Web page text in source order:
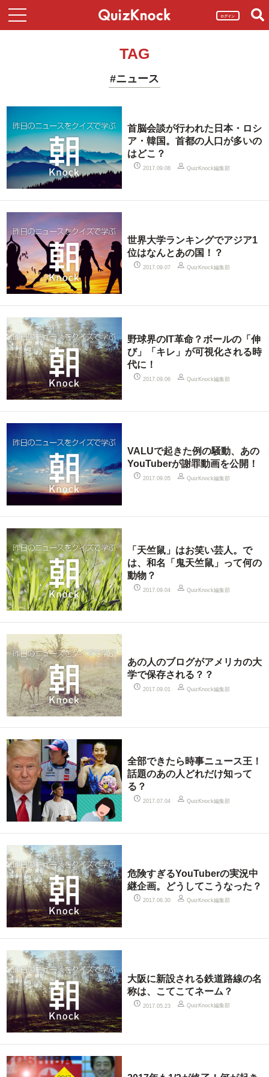
ログイン
TAG
#ニュース
首脳会談が行われた日本・ロシ
ア・韓国。首都の人口が多いの
はどこ？
2017.09.08 QuizKnock編集部
世界大学ランキングでアジア1
位はなんとあの国！？
2017.09.07 QuizKnock編集部
野球界のIT革命？ボールの「伸
び」「キレ」が可視化される時
代に！
2017.09.06 QuizKnock編集部
VALUで起きた例の騒動、あの
YouTuberが謝罪動画を公開！
2017.09.05 QuizKnock編集部
「天竺鼠」はお笑い芸人。で
は、和名「鬼天竺鼠」って何の
動物？
2017.09.04 QuizKnock編集部
あの人のブログがアメリカの大
学で保存される？？
2017.09.01 QuizKnock編集部
全部できたら時事ニュース王！
話題のあの人どれだけ知って
る？
2017.07.04 QuizKnock編集部
危険すぎるYouTuberの実況中
継企画。どうしてこうなった？
2017.06.30 QuizKnock編集部
大阪に新設される鉄道路線の名
称は、こてこてネーム？
2017.05.23 QuizKnock編集部